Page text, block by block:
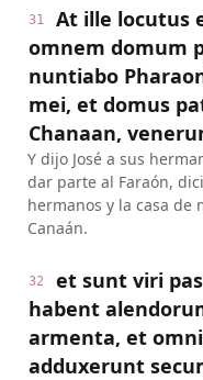
31
At ille locutus
omnem domum
nuntiabo
mei, et domus
Chanaan,
Y dijo José a sus
dar parte al Faraón,
hermanos y la casa de
Canaán.
32
et sunt viri
habent
armenta, et
adduxerunt